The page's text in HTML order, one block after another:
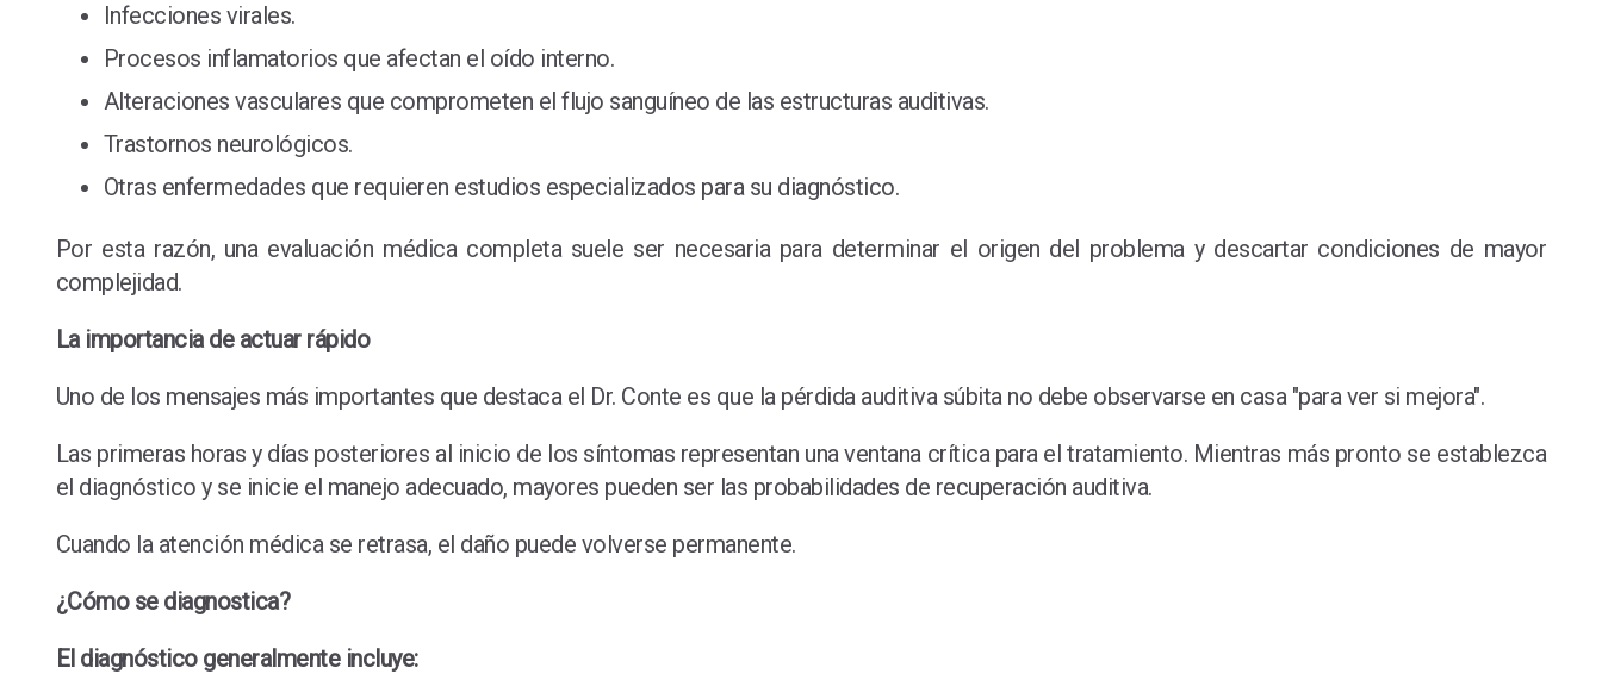
Infecciones virales.
Procesos inflamatorios que afectan el oído interno.
Alteraciones vasculares que comprometen el flujo sanguíneo de las estructuras auditivas.
Trastornos neurológicos.
Otras enfermedades que requieren estudios especializados para su diagnóstico.
Por esta razón, una evaluación médica completa suele ser necesaria para determinar el origen del problema y descartar condiciones de mayor
complejidad.
La importancia de actuar rápido
Uno de los mensajes más importantes que destaca el Dr. Conte es que la pérdida auditiva súbita no debe observarse en casa "para ver si mejora".
Las primeras horas y días posteriores al inicio de los síntomas representan una ventana crítica para el tratamiento. Mientras más pronto se establezca
el diagnóstico y se inicie el manejo adecuado, mayores pueden ser las probabilidades de recuperación auditiva.
Cuando la atención médica se retrasa, el daño puede volverse permanente.
¿Cómo se diagnostica?
El diagnóstico generalmente incluye: